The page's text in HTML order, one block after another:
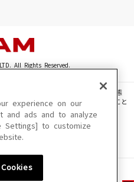
All Rights Reserved.
像・写真・動画・音声等を、手段や形態
断で複製、転載、ファイル化などすること
ただけない場合があります。
更になる場合があります。
experience on our
and ads and to analyze
Settings] to customize